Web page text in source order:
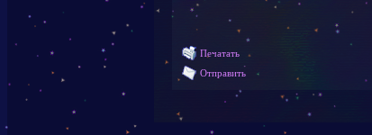
Печатать
Отправить